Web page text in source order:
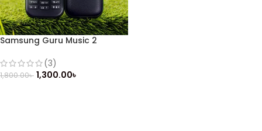
Samsung Guru Music 2
(3)
1,800.00৳ 1,300.00৳